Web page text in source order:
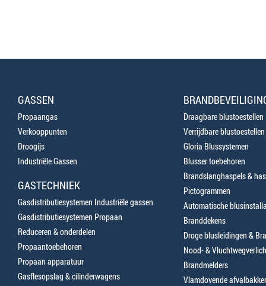
GASSEN
Propaangas
Verkooppunten
Droogijs
Industriële Gassen
GASTECHNIEK
Gasdistributiesystemen Industriële gassen
Gasdistributiesystemen Propaan
Reduceren & onderdelen
Propaantoebehoren
Propaan apparatuur
Gasflesopslag & cilinderwagens
Draagbare blustoestellen
Verrijdbare blustoestellen
Gloria Blussystemen
Blusser toebehoren
Brandslanghaspels &
Pictogrammen
Automatische
Branddekens
Droge blusleidingen &
Nood- &
Brandmelders
Vlamdovende